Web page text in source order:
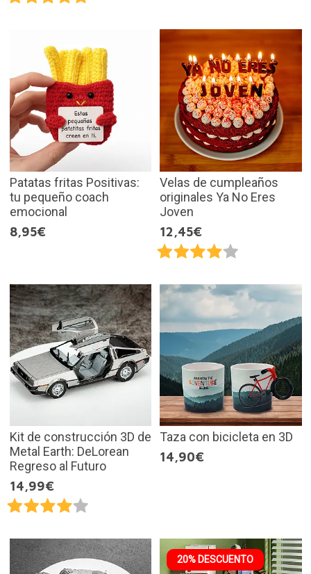
Patatas fritas Positivas:
tu pequeño coach
emocional
8,95€
Velas de cumpleaños
originales Ya No Eres
Joven
12,45€
Kit de construcción 3D de
Metal Earth: DeLorean
Regreso al Futuro
14,99€
Taza con bicicleta en 3D
14,90€
20% DESCUENTO